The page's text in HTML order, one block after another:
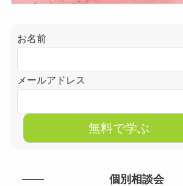
お名前
メールアドレス
個別相談会